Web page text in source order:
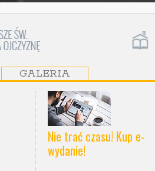
GALERIA
Nie trać czasu! Kup e-
wydanie!